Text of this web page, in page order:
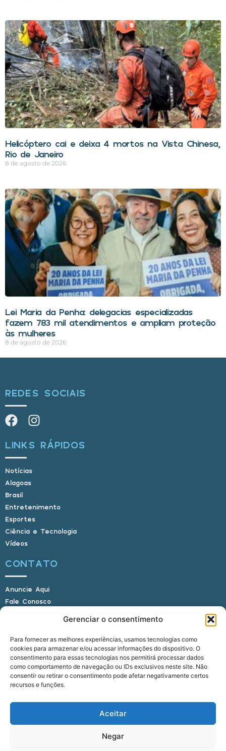
Gerenciar o consentimento
Para fornecer as melhores experiências, usamos tecnologias como
cookies para armazenar e/ou acessar informações do dispositivo. O
consentimento para essas tecnologias nos permitirá processar dados
como comportamento de navegação ou IDs exclusivos neste site. Não
consentir ou retirar o consentimento pode afetar negativamente certos
recursos e funções.
Aceitar
Negar
Helicóptero cai e deixa 4 mortos na Vista Chinesa,
Rio de Janeiro
8 de agosto de 2026
Lei Maria da Penha: delegacias especializadas
fazem 783 mil atendimentos e ampliam proteção
às mulheres
8 de agosto de 2026
REDES SOCIAIS
LINKS RÁPIDOS
Notícias
Alagoas
Brasil
Entretenimento
Esportes
Ciência e Tecnologia
Vídeos
CONTATO
Anuncie Aqui
Fale Conosco
E-mail: alagoasbrasilnoticias@gmail.com
Telefone: (82) 9 9691-0391 (Whatsapp)
Responsável Técnico: Crysthyan Carlos
Rua do Sau - Centro - Anadia - AL - CEP:
© 2022 - 2026 Alagoas Brasil Notícias. Todos os
direitos reservados.